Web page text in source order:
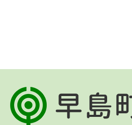
早
島